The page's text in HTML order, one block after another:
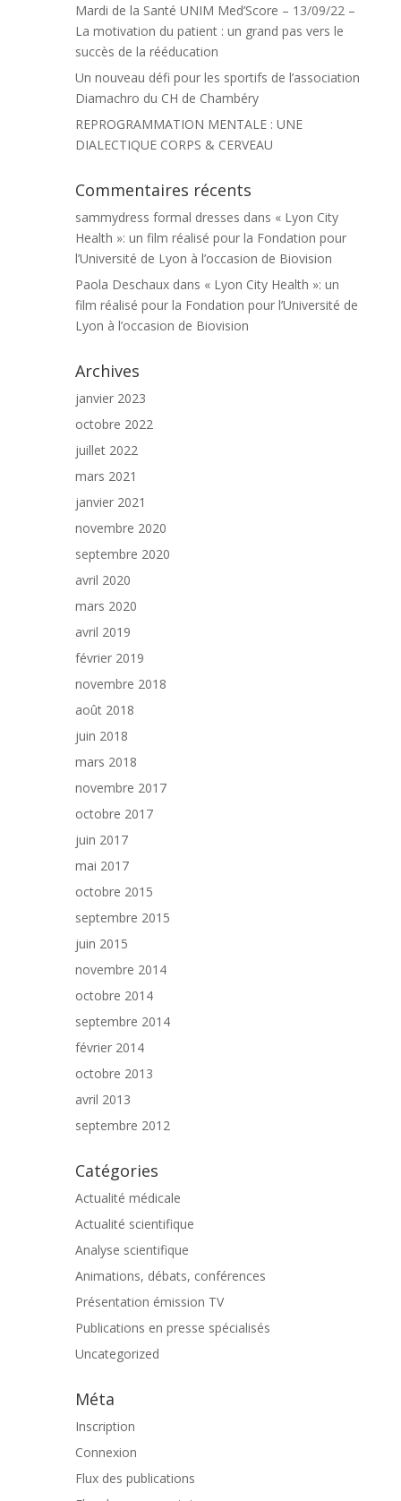
Mardi de la Santé UNIM Med’Score – 13/09/22 –
La motivation du patient : un grand pas vers le
succès de la rééducation
Un nouveau défi pour les sportifs de l’association
Diamachro du CH de Chambéry
REPROGRAMMATION MENTALE : UNE
DIALECTIQUE CORPS & CERVEAU
Commentaires récents
sammydress formal dresses dans « Lyon City
Health »: un film réalisé pour la Fondation pour
l’Université de Lyon à l’occasion de Biovision
Paola Deschaux dans « Lyon City Health »: un
film réalisé pour la Fondation pour l’Université de
Lyon à l’occasion de Biovision
Archives
janvier 2023
octobre 2022
juillet 2022
mars 2021
janvier 2021
novembre 2020
septembre 2020
avril 2020
mars 2020
avril 2019
février 2019
novembre 2018
août 2018
juin 2018
mars 2018
novembre 2017
octobre 2017
juin 2017
mai 2017
octobre 2015
septembre 2015
juin 2015
novembre 2014
octobre 2014
septembre 2014
février 2014
octobre 2013
avril 2013
septembre 2012
Catégories
Actualité médicale
Actualité scientifique
Analyse scientifique
Animations, débats, conférences
Présentation émission TV
Publications en presse spécialisés
Uncategorized
Méta
Inscription
Connexion
Flux des publications